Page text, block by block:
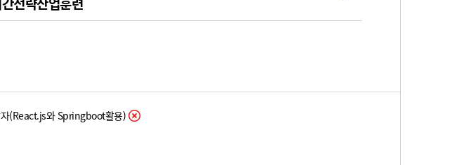
(React.js와 Springboot활용)